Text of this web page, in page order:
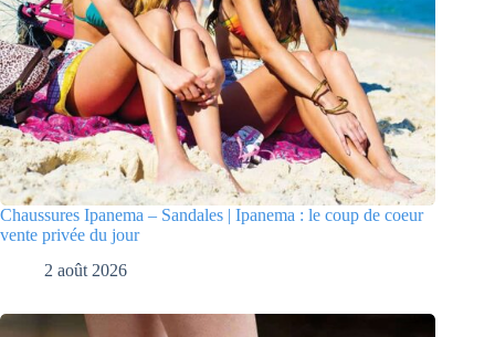
Chaussures Ipanema – Sandales | Ipanema : le coup de coeur
vente privée du jour
2 août 2026